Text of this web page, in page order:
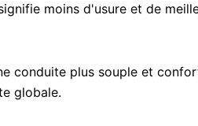
moins d'usure et de
conduite plus souple et
globale.